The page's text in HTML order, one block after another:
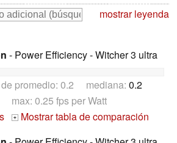
mostrar leyenda
- Power Efficiency - Witcher 3 ultra
promedio: 0.2 mediana: 0.2
max: 0.25 fps per Watt
+
Mostrar tabla de comparación